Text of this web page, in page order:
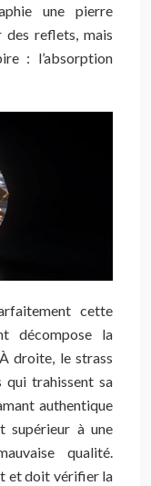
une pierre
des reflets, mais
: l’absorption
cette
décompose la
droite, le strass
qui trahissent sa
authentique
supérieur à une
qualité.
et doit vérifier la